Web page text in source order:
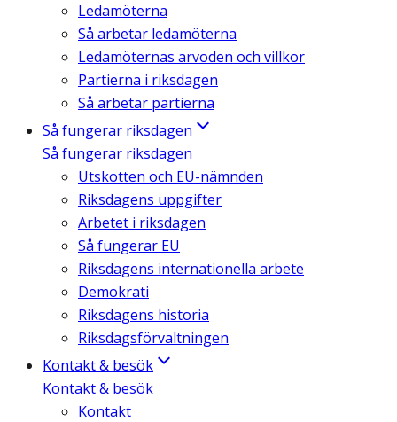
Ledamöterna
Så arbetar ledamöterna
Ledamöternas arvoden och villkor
Partierna i riksdagen
Så arbetar partierna
Så fungerar riksdagen
Så fungerar riksdagen
Utskotten och EU-nämnden
Riksdagens uppgifter
Arbetet i riksdagen
Så fungerar EU
Riksdagens internationella arbete
Demokrati
Riksdagens historia
Riksdagsförvaltningen
Kontakt & besök
Kontakt & besök
Kontakt